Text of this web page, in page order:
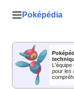
Menu principal
Poképédia
pour les